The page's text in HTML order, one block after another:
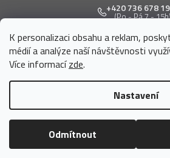
K personalizaci obsahu a reklam,
médií a analýze naší návštěvnosti
Více informacízde.
Nastavení
Odmítnout
+420 736 678
(Po - Pá 7 -
Copyright 2026DADKA VRACOV s.r.o.
.
Upravit nastavení